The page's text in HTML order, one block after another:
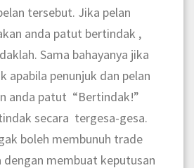
tersebut. Jika pelan
anda patut bertindak ,
Sama bahayanya jika
apabila penunjuk dan pelan
anda patut “Bertindak!”
secara tergesa-gesa.
boleh membunuh trade
dengan membuat keputusan